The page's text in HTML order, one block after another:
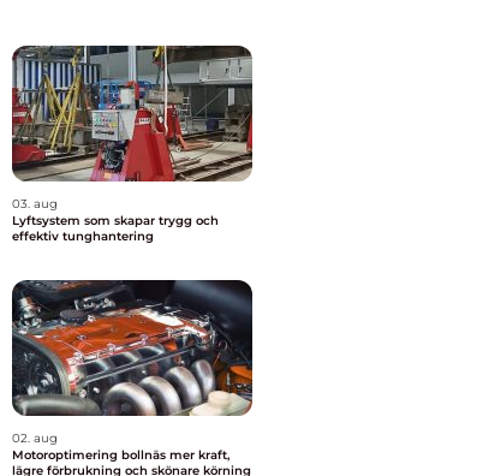
03. aug
Lyftsystem som skapar trygg och
effektiv tunghantering
02. aug
Motoroptimering bollnäs mer kraft,
lägre förbrukning och skönare körning